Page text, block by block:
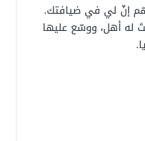
إنّ لي في ضيافتك.
له أهل، ووسّع عليها